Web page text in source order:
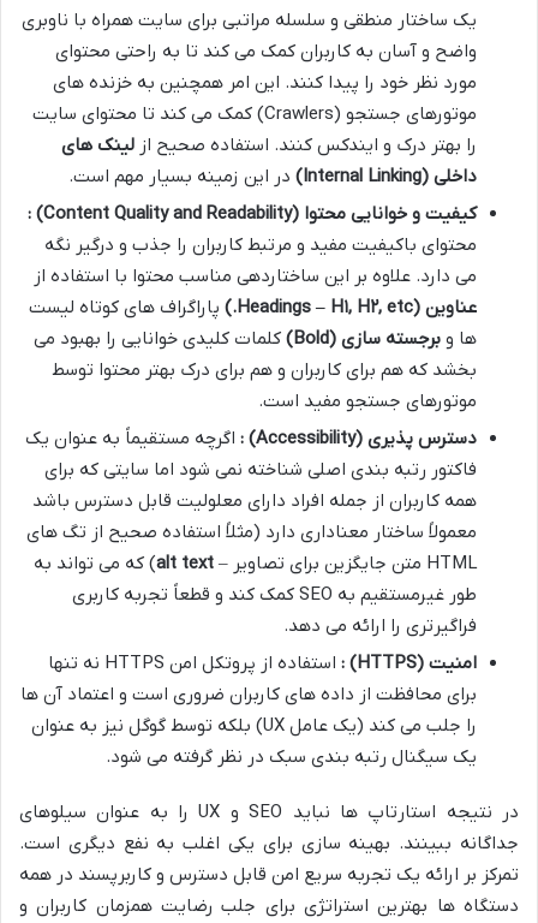
یک ساختار منطقی و سلسله مراتبی برای سایت همراه با ناوبری
واضح و آسان به کاربران کمک می کند تا به راحتی محتوای
مورد نظر خود را پیدا کنند. این امر همچنین به خزنده های
موتورهای جستجو (Crawlers) کمک می کند تا محتوای سایت
را بهتر درک و ایندکس کنند. استفاده صحیح از لینک های
داخلی (Internal Linking)
در این زمینه بسیار مهم است.
کیفیت و خوانایی محتوا (Content Quality and Readability)
:
محتوای باکیفیت مفید و مرتبط کاربران را جذب و درگیر نگه
می دارد. علاوه بر این ساختاردهی مناسب محتوا با استفاده از
عناوین (Headings – H ۱, H۲, etc.)
پاراگراف های کوتاه لیست
ها و برجسته سازی (Bold)
کلمات کلیدی خوانایی را بهبود می
بخشد که هم برای کاربران و هم برای درک بهتر محتوا توسط
موتورهای جستجو مفید است.
دسترس پذیری (Accessibility)
: اگرچه مستقیماً به عنوان یک
فاکتور رتبه بندی اصلی شناخته نمی شود اما سایتی که برای
همه کاربران از جمله افراد دارای معلولیت قابل دسترس باشد
معمولاً ساختار معناداری دارد (مثلاً استفاده صحیح از تگ های
HTML متن جایگزین برای تصاویر –
alt text) که می تواند به
طور غیرمستقیم به SEO کمک کند و قطعاً تجربه کاربری
فراگیرتری را ارائه می دهد.
امنیت (HTTPS)
:
استفاده از پروتکل امن HTTPS نه تنها
برای محافظت از داده های کاربران ضروری است و اعتماد آن ها
را جلب می کند (یک عامل UX) بلکه توسط گوگل نیز به عنوان
یک سیگنال رتبه بندی سبک در نظر گرفته می شود.
در نتیجه استارتاپ ها نباید SEO و UX را به عنوان سیلوهای
جداگانه ببینند. بهینه سازی برای یکی اغلب به نفع دیگری است.
تمرکز بر ارائه یک تجربه سریع امن قابل دسترس و کاربرپسند در همه
دستگاه ها بهترین استراتژی برای جلب رضایت همزمان کاربران و